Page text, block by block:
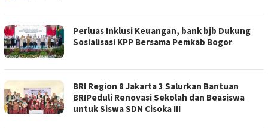
Perluas Inklusi Keuangan, bank bjb Dukung
Sosialisasi KPP Bersama Pemkab Bogor
BRI Region 8 Jakarta 3 Salurkan Bantuan
BRIPeduli Renovasi Sekolah dan Beasiswa
untuk Siswa SDN Cisoka III